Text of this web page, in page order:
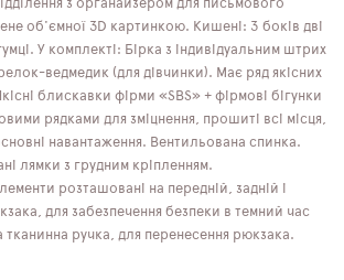
з органайзером для письмового
об'ємної 3D картинкою. Кишені: З боків дві
У комплекті: Бірка з індивідуальним штрих
ведмедик (для дівчинки). Має ряд якісних
блискавки фірми «SBS» + фірмові бігунки
рядками для зміцнення, прошиті всі місця,
навантаження. Вентильована спинка.
лямки з грудним кріпленням.
розташовані на передній, задній і
для забезпечення безпеки в темний час
тканинна ручка, для перенесення рюкзака.